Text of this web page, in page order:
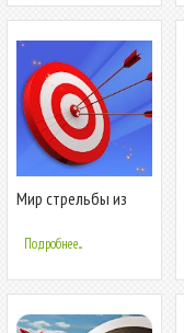
Мир стрельбы из
Подробнее...